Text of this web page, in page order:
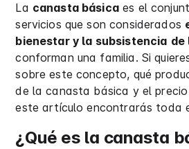
La canasta básicaes el
servicios que son considerados
bienestar y la subsistencia de
conforman una familia. Si
sobre este concepto, qué
de la canasta básica y el precio
este artículo encontrarás toda
¿Qué es la canasta